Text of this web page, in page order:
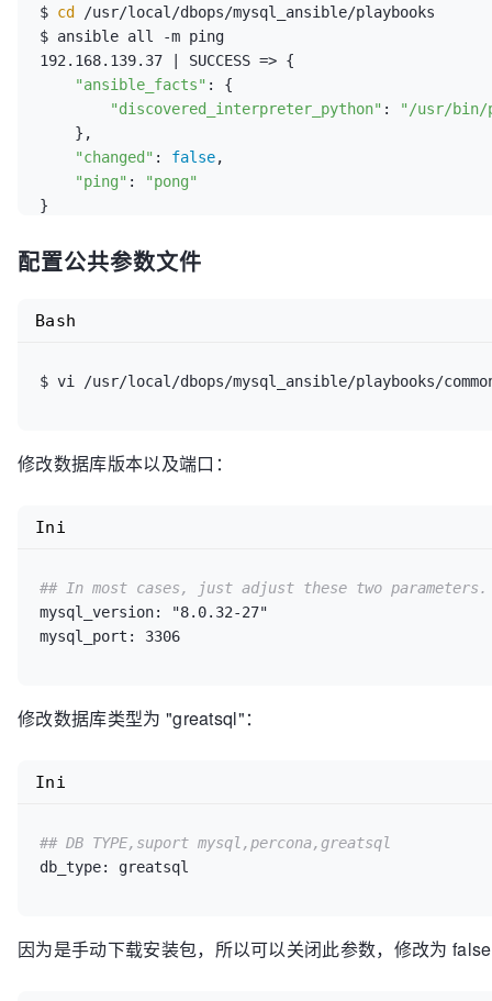
$ cd
/usr/local/dbops/mysql_ansible/playbooks
$ ansible all -m ping
192.168.139.37 | SUCCESS => {
"ansible_facts" : {
"discovered_interpreter_python" :
"/usr/bin/
"changed" : false,
"ping" :
"pong"
配置公共参数文件
Bash
修改数据库版本以及端口：
## In most cases, just adjust these two parameters.
mysql_version: "8.0.32-27"
Ini
修改数据库类型为 "greatsql"：
## DB TYPE,suport mysql,percona,greatsql
Ini
因为是手动下载安装包，所以可以关闭此参数，修改为